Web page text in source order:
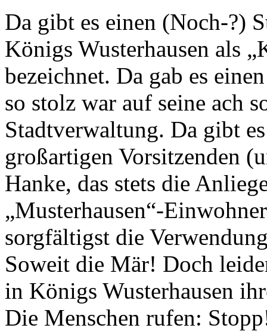
Da gibt es einen (Noch-?)
Königs Wusterhausen als
bezeichnet. Da gab es
so stolz war auf seine ach
Stadtverwaltung. Da gibt
großartigen Vorsitzenden
Hanke, das stets die
„Musterhausen“-
sorgfältigst die
Soweit die Mär! Doch
in Königs Wusterhausen
Die Menschen rufen: